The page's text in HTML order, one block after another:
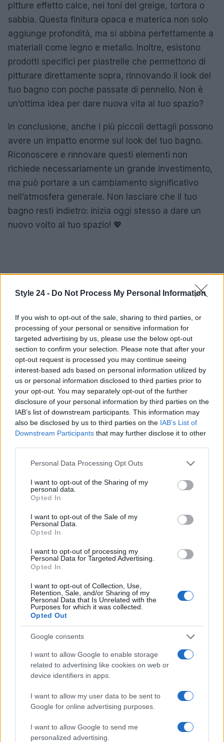
Style 24 - Do Not Process My Personal Information
If you wish to opt-out of the sale, sharing to third parties, or
processing of your personal or sensitive information for
targeted advertising by us, please use the below opt-out
section to confirm your selection. Please note that after your
opt-out request is processed you may continue seeing
interest-based ads based on personal information utilized by
us or personal information disclosed to third parties prior to
your opt-out. You may separately opt-out of the further
disclosure of your personal information by third parties on the
IAB’s list of downstream participants. This information may
also be disclosed by us to third parties on the IAB’s List of
Downstream Participants that may further disclose it to other
Please note that this website/app uses one or more Google
not limited to your visit or usage behaviour. You may click to
grant or deny consent to Google and its third-party tags to
use your data for below specified purposes in below Google
consent section.
Personal Data Processing Opt Outs
I want to opt-out of the Sharing of my
personal data.
Opted In
I want to opt-out of the Sale of my
Personal Data.
Opted In
I want to opt-out of processing my
Personal Data for Targeted Advertising.
Opted In
I want to opt-out of Collection, Use,
Retention, Sale, and/or Sharing of my
Personal Data that Is Unrelated with the
Purposes for which it was collected.
Opted Out
Google consents
I want to allow Google to enable storage
related to advertising like cookies on web or
device identifiers in apps.
I want to allow my user data to be sent to
Google for online advertising purposes.
I want to allow Google to send me
personalized advertising.
pitture effetto calce, nei toni del greige, tortora o
sabbia. Questa finitura opaca e materica non solo
aggiunge profondità, ma si abbina perfettamente a
materiali come legno e metallo. Inoltre, esistono
prodotti specifici per piastrelle che permettono di
pitturare direttamente sopra, rinnovando il look del
tuo bagno con poche passate di pennello. Non è
un’ottima idea per dare nuova vita al tuo spazio?
In conclusione, anche i più piccoli dettagli possono
avere un impatto enorme sul look del tuo bagno.
Riconoscere e rinnovare questi elementi non
richiede necessariamente un grande investimento,
ma può portare a un cambiamento significativo
nell’atmosfera generale. Non lasciare che il tuo
bagno resti indietro: inizia oggi stesso a dare un
nuovo volto al tuo spazio! 💖
AUTORE
Staff
Continua a leggere
ALIMENTAZIONE